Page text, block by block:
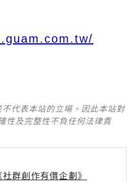
代表本站的立場。因此本站對
性及完整性不負任何法律責
群創作有價企劃》